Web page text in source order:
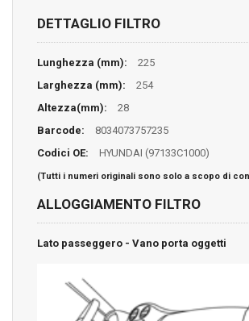
DETTAGLIO FILTRO
Lunghezza (mm):
225
Larghezza (mm):
254
Altezza(mm):
28
Barcode:
8034073757235
Codici OE:
HYUNDAI (97133C1000)
(Tutti i numeri originali sono solo a scopo di
ALLOGGIAMENTO FILTRO
Lato passeggero - Vano porta oggetti